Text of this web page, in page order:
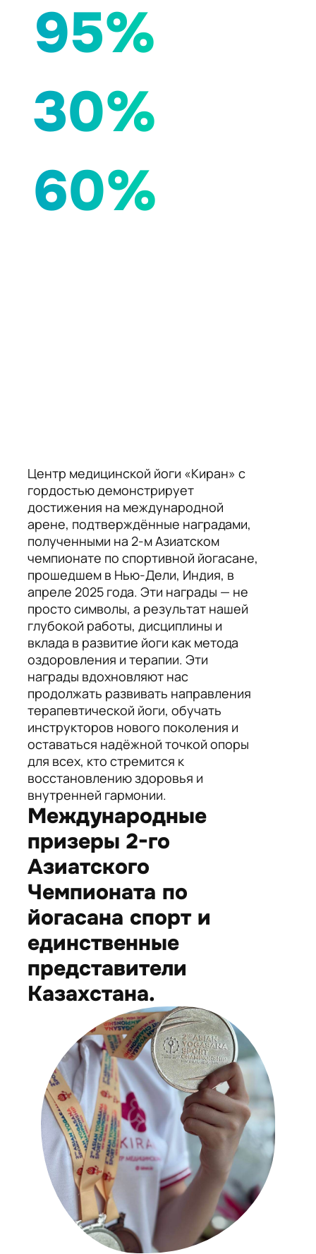
95%
30%
60%
Центр медицинской йоги «Киран» с
гордостью демонстрирует
достижения на международной
арене, подтверждённые наградами,
полученными на 2-м Азиатском
чемпионате по спортивной йогасане,
прошедшем в Нью-Дели, Индия, в
апреле 2025 года. Эти награды — не
просто символы, а результат нашей
глубокой работы, дисциплины и
вклада в развитие йоги как метода
оздоровления и терапии. Эти
награды вдохновляют нас
продолжать развивать направления
терапевтической йоги, обучать
инструкторов нового поколения и
оставаться надёжной точкой опоры
для всех, кто стремится к
восстановлению здоровья и
внутренней гармонии.
Международные
призеры 2-го
Азиатского
Чемпионата по
йогасана спорт и
единственные
представители
Казахстана.